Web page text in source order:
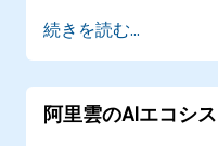
続きを読む...
阿里雲のAIエコシ